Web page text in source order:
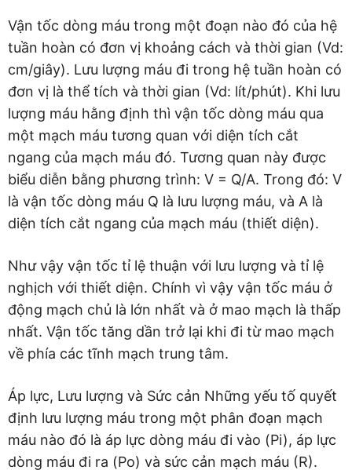
Vận tốc dòng máu trong một đoạn nào đó của hệ
tuần hoàn có đơn vị khoảng cách và thời gian (Vd:
cm/giây). Lưu lượng máu đi trong hệ tuần hoàn có
đơn vị là thể tích và thời gian (Vd: lít/phút). Khi lưu
lượng máu hằng định thì vận tốc dòng máu qua
một mạch máu tương quan với diện tích cắt
ngang của mạch máu đó. Tương quan này được
biểu diễn bằng phương trình: V = Q/A. Trong đó: V
là vận tốc dòng máu Q là lưu lượng máu, và A là
diện tích cắt ngang của mạch máu (thiết diện).
Như vậy vận tốc tỉ lệ thuận với lưu lượng và tỉ lệ
nghịch với thiết diện. Chính vì vậy vận tốc máu ở
động mạch chủ là lớn nhất và ở mao mạch là thấp
nhất. Vận tốc tăng dần trở lại khi đi từ mao mạch
về phía các tĩnh mạch trung tâm.
Áp lực, Lưu lượng và Sức cản Những yếu tố quyết
định lưu lượng máu trong một phân đoạn mạch
máu nào đó là áp lực dòng máu đi vào (Pi), áp lực
dòng máu đi ra (Po) và sức cản mạch máu (R).